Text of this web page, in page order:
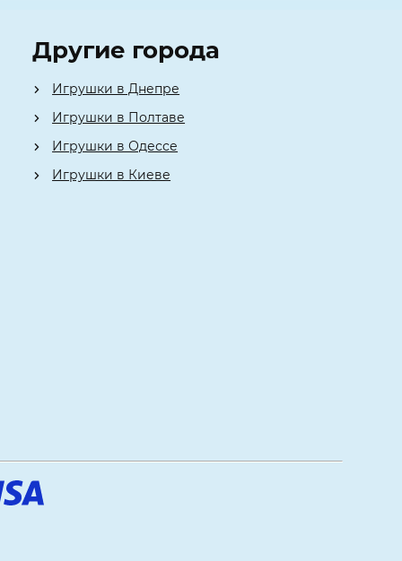
Другие города
Игрушки в Днепре
Игрушки в Полтаве
Игрушки в Одессе
Игрушки в Киеве